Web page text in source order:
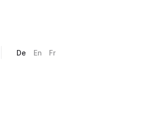
De En Fr